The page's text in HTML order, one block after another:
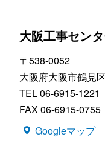
大阪工事セン
〒538-0052
大阪府大阪市鶴見
TEL 06-6915-1221
FAX 06-6915-0755
Googleマップ